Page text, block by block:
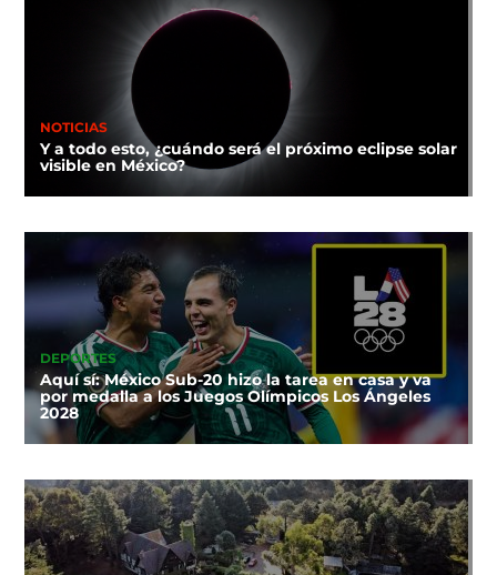
NOTICIAS
Y a todo esto, ¿cuándo será el próximo eclipse solar
visible en México?
DEPORTES
Aquí sí: México Sub-20 hizo la tarea en casa y va
por medalla a los Juegos Olímpicos Los Ángeles
2028